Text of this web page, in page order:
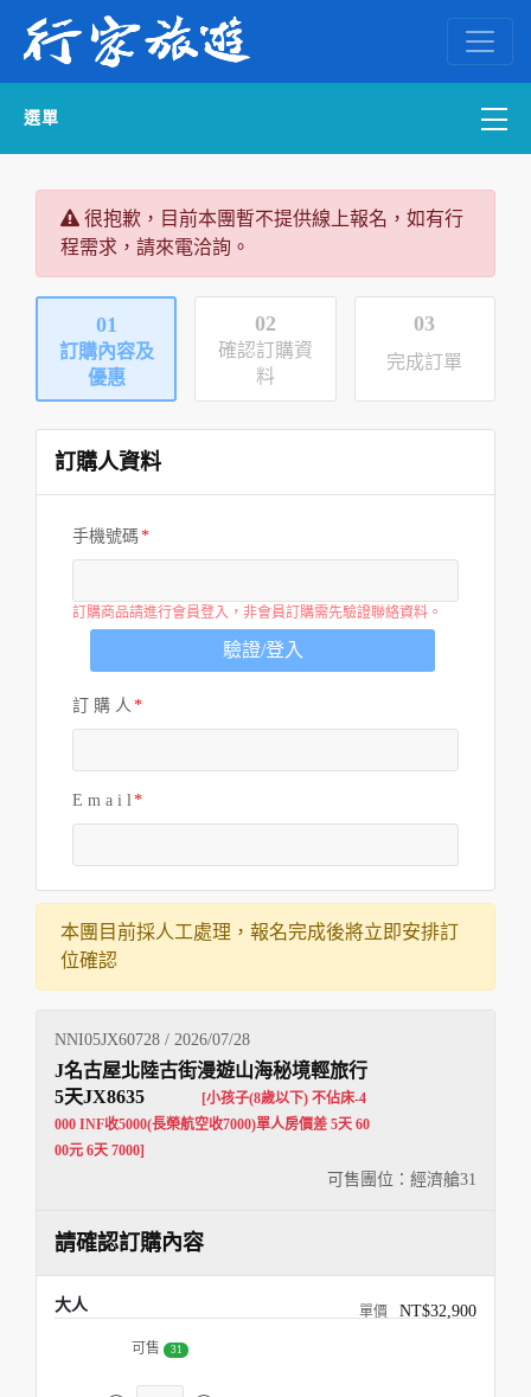
選單
國內外訂房
自組一團
中南部出發
國內旅遊
很抱歉，目前本團暫不提供線上報名，如有行
程需求，請來電洽詢。
01
訂購內容及
優惠
02
確認訂購資
料
03
完成訂單
訂購人資料
手機號碼
訂購商品請進行會員登入，非會員訂購需先驗證聯絡資料。
驗證/登入
訂 購 人
E m a i l
本團目前採人工處理，報名完成後將立即安排訂
位確認
NNI05JX60728 / 2026/07/28
可售團位：經濟艙31
J名古屋北陸古街漫遊山海秘境輕旅行
5天JX8635
[小孩子(8歲以下) 不佔床-4
000 INF收5000(長榮航空收7000)單人房價差 5天 60
00元 6天 7000]
請確認訂購內容
大人 NT$32,900
可售 31